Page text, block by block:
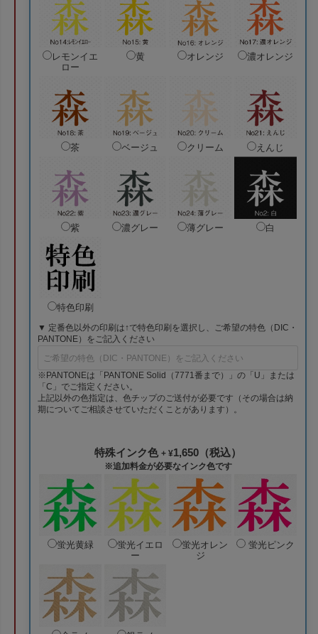
レモンイエ
ロー
黄 オレンジ 濃オレンジ
茶 ベージュ クリーム えんじ
紫 濃グレー 薄グレー 白
特色印刷
▼ 定番色以外の印刷は↑で特色印刷を選択し、ご希望の特色（DIC・
PANTONE）をご記入ください
※PANTONEは「PANTONE Solid（7771番まで）」の「U」または
「C」でご指定ください。
上記以外の色指定は、色チップのご送付が必要です（その場合は納
期についてご相談させていただくことがあります）。
特殊インク色 + ¥1,650（税込）
※追加料金が必要なインク色です
蛍光黄緑
蛍光イエロ
ー
蛍光オレン
ジ
蛍光ピンク